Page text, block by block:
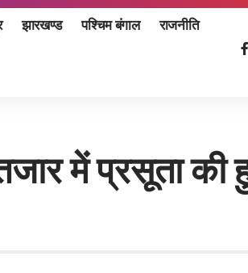
झारखण्ड पश्चिम बंगाल राजनीति
में प्रसूता की